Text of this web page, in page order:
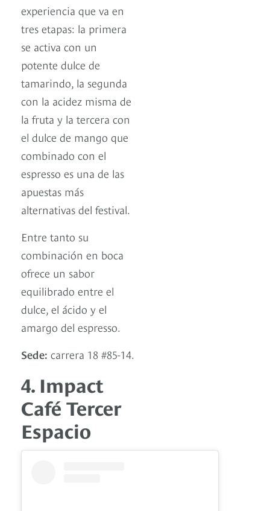
experiencia que va en
tres etapas: la primera
se activa con un
potente dulce de
tamarindo, la segunda
con la acidez misma de
la fruta y la tercera con
el dulce de mango que
combinado con el
espresso es una de las
apuestas más
alternativas del festival.
Entre tanto su
combinación en boca
ofrece un sabor
equilibrado entre el
dulce, el ácido y el
amargo del espresso.
Sede: carrera 18 #85-14.
4. Impact
Café Tercer
Espacio